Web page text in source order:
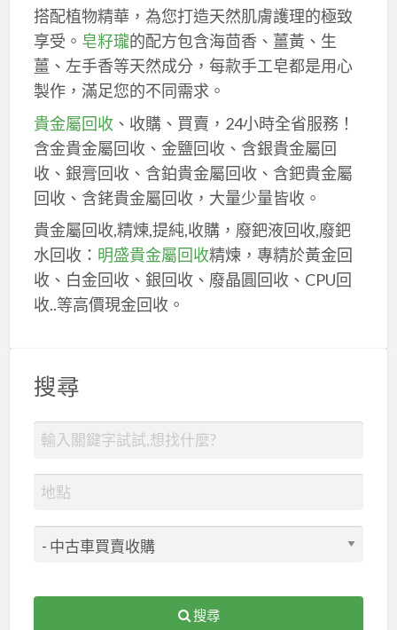
搭配植物精華，為您打造天然肌膚護理的極致
享受。 皂籽瓏的配方包含海茴香、薑黃、生
薑、左手香等天然成分，每款手工皂都是用心
製作，滿足您的不同需求。
貴金屬回收、收購、買賣，24小時全省服務！
含金貴金屬回收、金鹽回收、含銀貴金屬回
收、銀膏回收、含鉑貴金屬回收、含鈀貴金屬
回收、含銠貴金屬回收，大量少量皆收。
貴金屬回收,精煉,提純,收購，廢鈀液回收,廢鈀
水回收： 明盛貴金屬回收精煉，專精於黃金回
收、白金回收、銀回收、廢晶圓回收、CPU回
收..等高價現金回收。
搜尋
搜尋